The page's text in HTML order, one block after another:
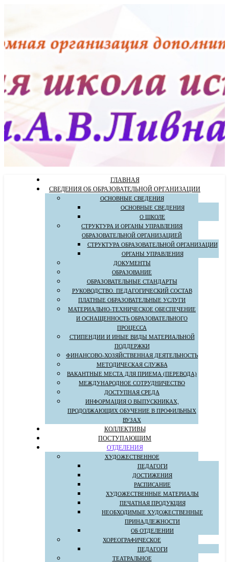
ГЛАВНАЯ
СВЕДЕНИЯ ОБ ОБРАЗОВАТЕЛЬНОЙ ОРГАНИЗАЦИИ
ОСНОВНЫЕ СВЕДЕНИЯ
ОСНОВНЫЕ СВЕДЕНИЯ
О ШКОЛЕ
СТРУКТУРА И ОРГАНЫ УПРАВЛЕНИЯ
ОБРАЗОВАТЕЛЬНОЙ ОРГАНИЗАЦИЕЙ
СТРУКТУРА ОБРАЗОВАТЕЛЬНОЙ ОРГАНИЗАЦИИ
ОРГАНЫ УПРАВЛЕНИЯ
ДОКУМЕНТЫ
ОБРАЗОВАНИЕ
ОБРАЗОВАТЕЛЬНЫЕ СТАНДАРТЫ
РУКОВОДСТВО. ПЕДАГОГИЧЕСКИЙ СОСТАВ
ПЛАТНЫЕ ОБРАЗОВАТЕЛЬНЫЕ УСЛУГИ
МАТЕРИАЛЬНО-ТЕХНИЧЕСКОЕ ОБЕСПЕЧЕНИЕ
И ОСНАЩЕННОСТЬ ОБРАЗОВАТЕЛЬНОГО
ПРОЦЕССА
СТИПЕНДИИ И ИНЫЕ ВИДЫ МАТЕРИАЛЬНОЙ
ПОДДЕРЖКИ
ФИНАНСОВО-ХОЗЯЙСТВЕННАЯ ДЕЯТЕЛЬНОСТЬ
МЕТОДИЧЕСКАЯ СЛУЖБА
ВАКАНТНЫЕ МЕСТА ДЛЯ ПРИЕМА (ПЕРЕВОДА)
МЕЖДУНАРОДНОЕ СОТРУДНИЧЕСТВО
ДОСТУПНАЯ СРЕДА
ИНФОРМАЦИЯ О ВЫПУСКНИКАХ,
ПРОДОЛЖАЮЩИХ ОБУЧЕНИЕ В ПРОФИЛЬНЫХ
ВУЗАХ
КОЛЛЕКТИВЫ
ПОСТУПАЮЩИМ
ОТДЕЛЕНИЯ
ХУДОЖЕСТВЕННОЕ
ПЕДАГОГИ
ДОСТИЖЕНИЯ
РАСПИСАНИЕ
ХУДОЖЕСТВЕННЫЕ МАТЕРИАЛЫ
ПЕЧАТНАЯ ПРОДУКЦИЯ
НЕОБХОДИМЫЕ ХУДОЖЕСТВЕННЫЕ
ПРИНАДЛЕЖНОСТИ
ОБ ОТДЕЛЕНИИ
ХОРЕОГРАФИЧЕСКОЕ
ПЕДАГОГИ
ТЕАТРАЛЬНОЕ